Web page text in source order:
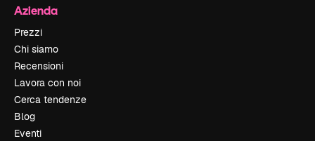
Azienda
Prezzi
Chi siamo
Recensioni
Lavora con noi
Cerca tendenze
Blog
Eventi